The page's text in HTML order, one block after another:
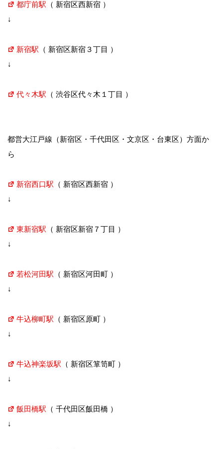
都庁前駅 （ 新宿区西新宿 ）
↓
新宿駅 （ 新宿区新宿３丁目 ）
↓
代々木駅 （ 渋谷区代々木１丁目 ）
都営大江戸線（新宿区・千代田区・文京区・台東区）方面か
ら
新宿西口駅 （ 新宿区西新宿 ）
↓
東新宿駅 （ 新宿区新宿７丁目 ）
↓
若松河田駅 （ 新宿区河田町 ）
↓
牛込柳町駅 （ 新宿区原町 ）
↓
牛込神楽坂駅 （ 新宿区箪笥町 ）
↓
飯田橋駅 （ 千代田区飯田橋 ）
↓